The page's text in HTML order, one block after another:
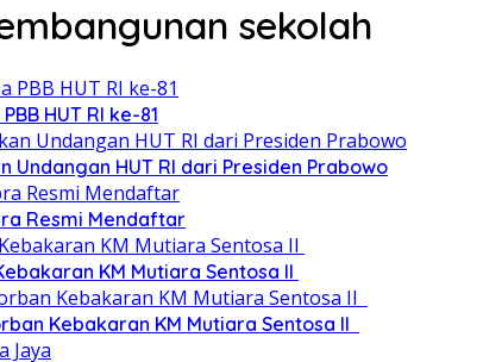
sekolah
HUT RI ke-81
Undangan HUT RI dari Presiden Prabowo
Resmi Mendaftar
KM Mutiara Sentosa II
Kebakaran KM Mutiara Sentosa II